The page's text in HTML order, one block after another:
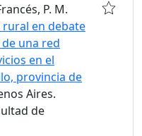
P. M.
en debate
una red
en el
provincia de
Aires.
de